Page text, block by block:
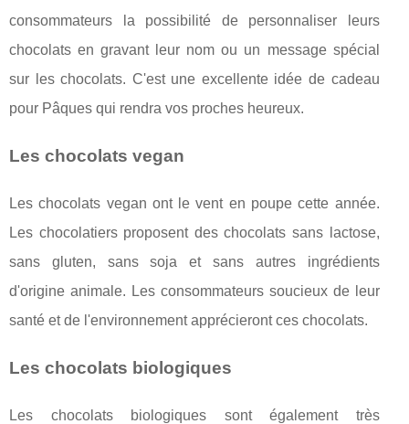
consommateurs la possibilité de personnaliser leurs
chocolats en gravant leur nom ou un message spécial
sur les chocolats. C'est une excellente idée de cadeau
pour Pâques qui rendra vos proches heureux.
Les chocolats vegan
Les chocolats vegan ont le vent en poupe cette année.
Les chocolatiers proposent des chocolats sans lactose,
sans gluten, sans soja et sans autres ingrédients
d'origine animale. Les consommateurs soucieux de leur
santé et de l'environnement apprécieront ces chocolats.
Les chocolats biologiques
Les chocolats biologiques sont également très